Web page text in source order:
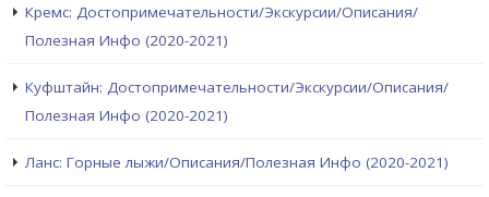
Кремс: Достопримечательности/Экскурсии/Описания/
Полезная Инфо (2020-2021)
Куфштайн: Достопримечательности/Экскурсии/Описания/
Полезная Инфо (2020-2021)
Ланс: Горные лыжи/Описания/Полезная Инфо (2020-2021)